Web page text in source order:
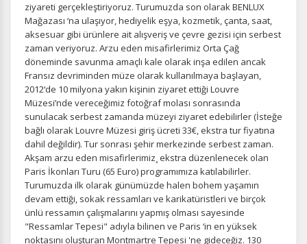
ÇEREZ KULLANIM AYARLARINIZ
Çerez tercihlerinizibelirleyin.
Daha fazla bilgi içinKVKK bilgilendirmemizi,çerez kullanım
gizlilik koşullarını inceleyebilirsiniz.
Zorunlu Çerezler HER ZAMAN AKTIF
Oturum yönetimi, güvenlik ve temel site işlevleri için
gereklidir. Bu çerezler olmadan site düzgün çalışmaz ve
devre dışı bırakılamaz.
ziyareti gerçekleştiriyoruz. Turumuzda son olarak BENLUX
Mağazası ‘na ulaşıyor, hediyelik eşya, kozmetik, çanta, saat,
aksesuar gibi ürünlere ait alışveriş ve çevre gezisi için serbest
zaman veriyoruz. Arzu eden misafirlerimiz Orta Çağ
döneminde savunma amaçlı kale olarak inşa edilen ancak
Fransız devriminden müze olarak kullanılmaya başlayan,
2012‘de 10 milyona yakın kişinin ziyaret ettiği Louvre
Müzesi’nde vereceğimiz fotoğraf molası sonrasında
sunulacak serbest zamanda müzeyi ziyaret edebilirler (İsteğe
bağlı olarak Louvre Müzesi giriş ücreti 33€, ekstra tur fiyatına
dahil değildir). Tur sonrası şehir merkezinde serbest zaman.
Akşam arzu eden misafirlerimiz¸ ekstra düzenlenecek olan
Paris İkonları Turu (65 Euro) programımıza katılabilirler.
Turumuzda ilk olarak günümüzde halen bohem yaşamın
devam ettiği, sokak ressamları ve karikatüristleri ve birçok
ünlü ressamın çalışmalarını yapmış olması sayesinde
"Ressamlar Tepesi" adıyla bilinen ve Paris ‘in en yüksek
noktasını oluşturan Montmartre Tepesi 'ne gideceğiz. 130